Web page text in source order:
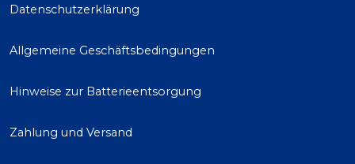
Datenschutzerklärung
Allgemeine Geschäftsbedingungen
Hinweise zur Batterieentsorgung
Zahlung und Versand